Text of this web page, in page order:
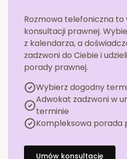
Rozmowa telefoniczna
konsultacji prawnej.
z kalendarza, a
zadzwoni do Ciebie i
porady prawnej.
Wybierz dogodny
Adwokat zadzwoni w
terminie
Kompleksowa porada
Umów konsultację